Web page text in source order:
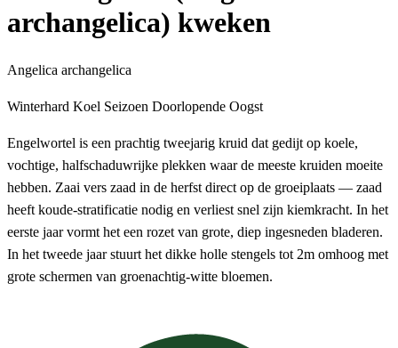
archangelica) kweken
Angelica archangelica
Winterhard Koel Seizoen Doorlopende Oogst
Engelwortel is een prachtig tweejarig kruid dat gedijt op koele,
vochtige, halfschaduwrijke plekken waar de meeste kruiden moeite
hebben. Zaai vers zaad in de herfst direct op de groeiplaats — zaad
heeft koude-stratificatie nodig en verliest snel zijn kiemkracht. In het
eerste jaar vormt het een rozet van grote, diep ingesneden bladeren.
In het tweede jaar stuurt het dikke holle stengels tot 2m omhoog met
grote schermen van groenachtig-witte bloemen.